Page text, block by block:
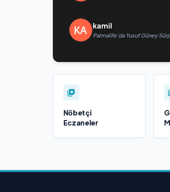
kamil
Palmalife’da Yusuf Güney
Nöbetçi
Eczaneler